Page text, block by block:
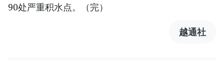
90处严重积水点。（完）
越通社